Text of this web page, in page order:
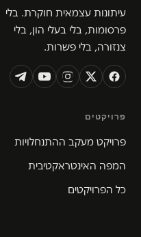
עיתונות עצמאית חוקרת. בלי
פרסומות, בלי בעלי הון, בלי
צנזורה, בלי פשרות.
פרויקטים
פרויקט מעקב ההתנחלויות
המפה האינטראקטיבית
כל הפרויקטים